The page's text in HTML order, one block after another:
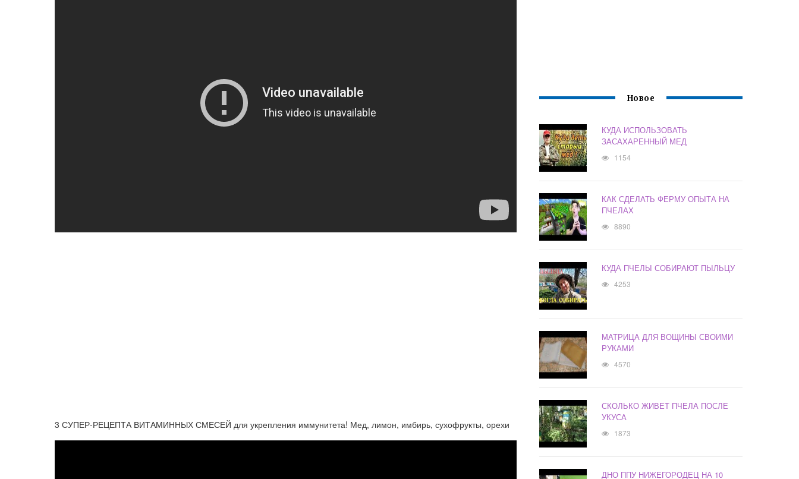
3 СУПЕР-РЕЦЕПТА ВИТАМИННЫХ СМЕСЕЙ для укрепления иммунитета! Мед, лимон, имбирь, сухофрукты, орехи
Новое
КУДА ИСПОЛЬЗОВАТЬ
ЗАСАХАРЕННЫЙ МЕД
1154
КАК СДЕЛАТЬ ФЕРМУ ОПЫТА НА
ПЧЕЛАХ
8890
КУДА ПЧЕЛЫ СОБИРАЮТ ПЫЛЬЦУ
4253
МАТРИЦА ДЛЯ ВОЩИНЫ СВОИМИ
РУКАМИ
4570
СКОЛЬКО ЖИВЕТ ПЧЕЛА ПОСЛЕ
УКУСА
1873
ДНО ППУ НИЖЕГОРОДЕЦ НА 10